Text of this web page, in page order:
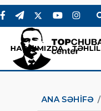
HAQQIMIZDA TƏHLİL
ANA SƏHIFƏ